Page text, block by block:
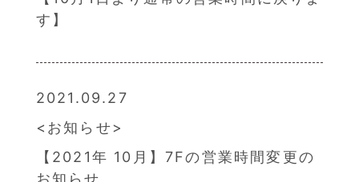
す】
2021.09.27
お知らせ
【2021年 10月】7Fの営業時間変更の
お知らせ